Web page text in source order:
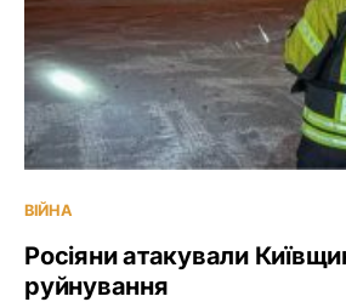
ВІЙНА
Росіяни атакували
руйнування